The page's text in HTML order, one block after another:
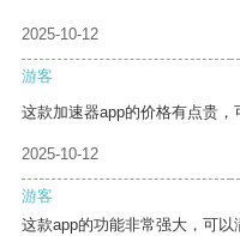
2025-10-12
游客
这款加速器app的价格有点贵，
2025-10-12
游客
这款app的功能非常强大，可